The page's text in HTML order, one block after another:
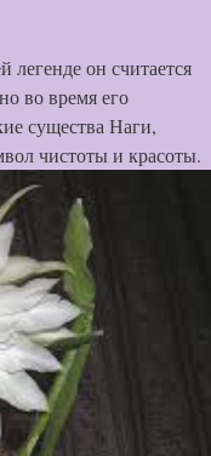
он считается
во время его
существа Наги,
чистоты и красоты.